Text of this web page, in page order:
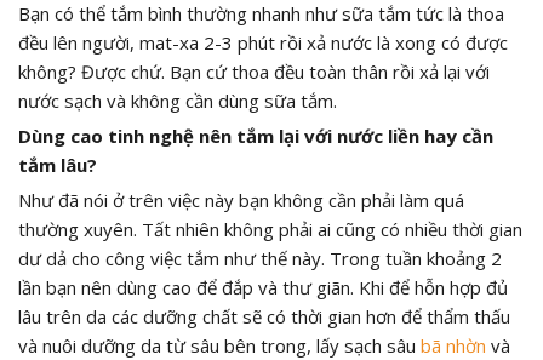
Bạn có thể tắm bình thường nhanh như sữa tắm tức là thoa
đều lên người, mat-xa 2-3 phút rồi xả nước là xong có được
không? Được chứ. Bạn cứ thoa đều toàn thân rồi xả lại với
nước sạch và không cần dùng sữa tắm.
Dùng cao tinh nghệ nên tắm lại với nước liền hay cần
tắm lâu?
Như đã nói ở trên việc này bạn không cần phải làm quá
thường xuyên. Tất nhiên không phải ai cũng có nhiều thời gian
dư dả cho công việc tắm như thế này. Trong tuần khoảng 2
lần bạn nên dùng cao để đắp và thư giãn. Khi để hỗn hợp đủ
lâu trên da các dưỡng chất sẽ có thời gian hơn để thẩm thấu
và nuôi dưỡng da từ sâu bên trong, lấy sạch sâu bã nhờn và